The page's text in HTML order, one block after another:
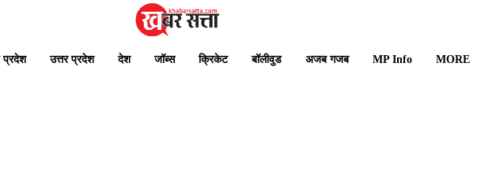
प्रदेश उत्तर प्रदेश देश जॉब्स क्रिकेट बॉलीवुड अजब गजब MP Info MORE